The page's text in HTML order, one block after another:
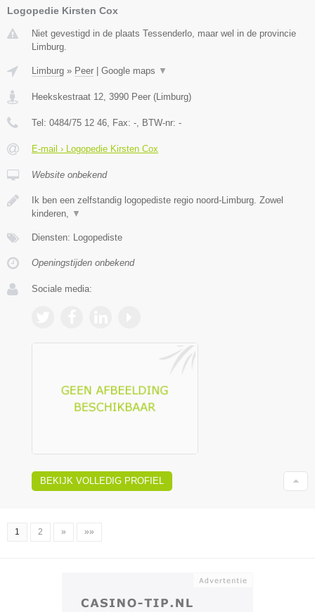
Logopedie Kirsten Cox
Niet gevestigd in de plaats Tessenderlo, maar wel in de provincie
Limburg.
Limburg » Peer Google maps ▼
Heekskestraat 12, 3990 Peer (Limburg)
Tel: 0484/75 12 46, Fax: -, BTW-nr: -
E-mail › Logopedie Kirsten Cox
Website onbekend
Ik ben een zelfstandig logopediste regio noord-Limburg. Zowel
kinderen, ▼
Diensten: Logopediste
Openingstijden onbekend
Sociale media:
BEKIJK VOLLEDIG PROFIEL
1 2 » »»